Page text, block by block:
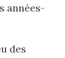
années-
des